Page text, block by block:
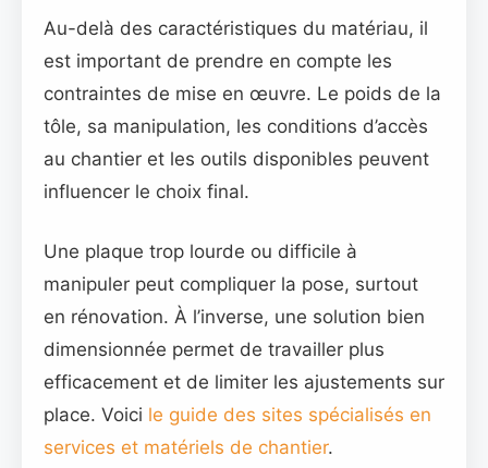
Au-delà des caractéristiques du matériau, il
est important de prendre en compte les
contraintes de mise en œuvre. Le poids de la
tôle, sa manipulation, les conditions d’accès
au chantier et les outils disponibles peuvent
influencer le choix final.
Une plaque trop lourde ou difficile à
manipuler peut compliquer la pose, surtout
en rénovation. À l’inverse, une solution bien
dimensionnée permet de travailler plus
efficacement et de limiter les ajustements sur
place. Voici le guide des sites spécialisés en
services et matériels de chantier.